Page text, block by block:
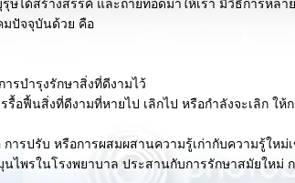
ษได้สร้างสรรค์ และถ่ายทอดมาให้เรา มีวิธีการหลา
ปัจจุบันด้วย คือ
ารบำรุงรักษาสิ่งที่ดีงามไว้
รื้อฟื้นสิ่งที่ดีงามที่หายไป เลิกไป หรือกำลังจะเลิก ใ
การปรับ หรือการผสมผสานความรู้เก่ากับความรู้ให
นไพรในโรงพยาบาล ประสานกับการรักษาสมัยใหม่